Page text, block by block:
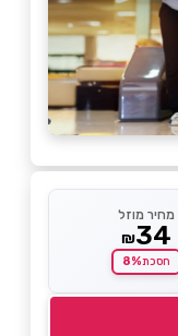
מחיר מוזל
₪34
חסכת8%